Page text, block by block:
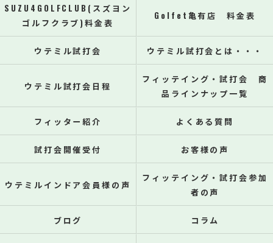
SUZU4GOLFCLUB(スズヨン
ゴルフクラブ)料金表
Golfet亀有店 料金表
ウテミル試打会 ウテミル試打会とは・・・
ウテミル試打会日程
フィッテイング・試打会 商
品ラインナップ一覧
フィッター紹介 よくある質問
試打会開催受付 お客様の声
ウテミルインドア会員様の声
フィッテイング・試打会参加
者の声
ブログ コラム